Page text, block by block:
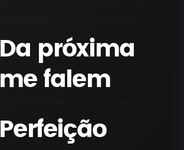
Da próxima
me falem
Perfeição